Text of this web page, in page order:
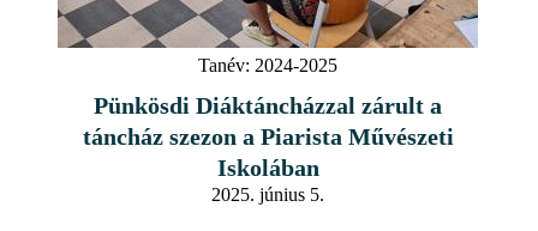
Tanév: 2024-2025
Pünkösdi Diáktáncházzal zárult a
táncház szezon a Piarista Művészeti
Iskolában
2025. június 5.